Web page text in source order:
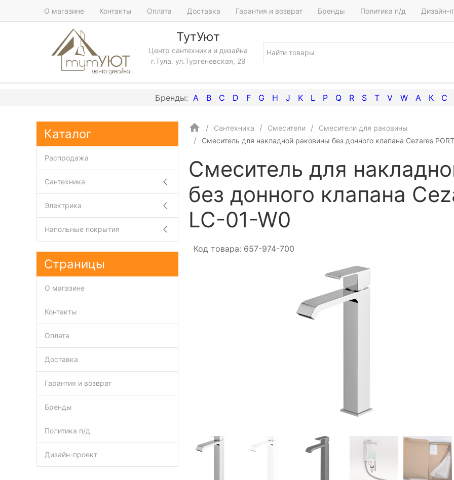
О магазине Контакты Оплата Доставка Гарантия и возврат Бренды Политика п/д Дизайн-
ТутУют
Центр сантехники и дизайна
г.Тула, ул.Тургеневская, 29
A B C D F G H J K L P Q R S T V W А К С
Сантехника Смесители
Смесители для раковины
Смеситель для накладной раковины без донного клапана Cezares
Смеситель для
без донного клапана
LC-01-W0
Код товара: 657-974-700
Каталог
Распродажа
Сантехника
Электрика
Напольные покрытия
Страницы
О магазине
Контакты
Оплата
Доставка
Гарантия и возврат
Бренды
Политика п/д
Дизайн-проект